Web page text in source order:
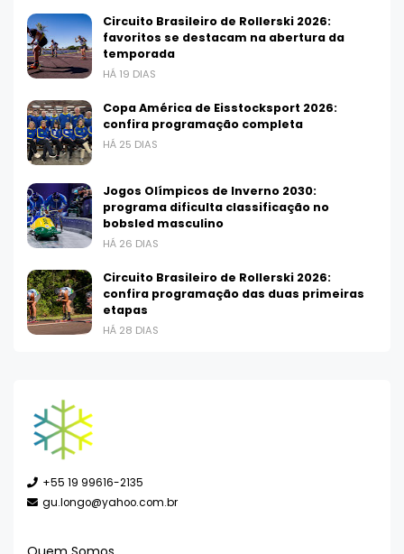
Circuito Brasileiro de Rollerski 2026:
favoritos se destacam na abertura da
temporada
HÁ 19 DIAS
Copa América de Eisstocksport 2026:
confira programação completa
HÁ 25 DIAS
Jogos Olímpicos de Inverno 2030:
programa dificulta classificação no
bobsled masculino
HÁ 26 DIAS
Circuito Brasileiro de Rollerski 2026:
confira programação das duas primeiras
etapas
HÁ 28 DIAS
+55 19 99616-2135
gu.longo@yahoo.com.br